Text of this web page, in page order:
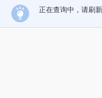
正在查询中，请刷